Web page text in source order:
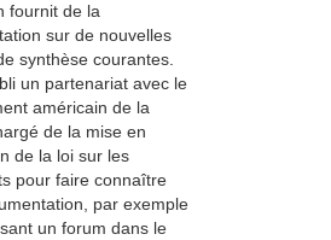
fournit de la
sur de nouvelles
synthèse courantes.
un partenariat avec le
américain de la
de la mise en
de la loi sur les
pour faire connaître
par exemple
un forum dans le